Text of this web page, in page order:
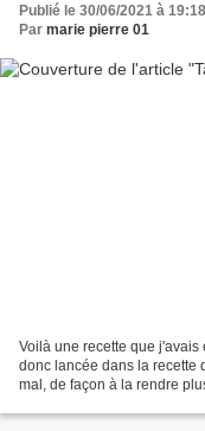
Publié le 30/06/2021 à 19:18
Par marie pierre 01
Voilà une recette que
donc lancée dans la recette
mal, de façon à la rendre